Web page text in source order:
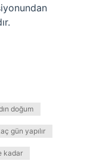
doğum
gün yapılır
kadar